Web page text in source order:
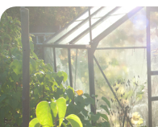
Om SV
Starta studiecirkel
Cirkelledare